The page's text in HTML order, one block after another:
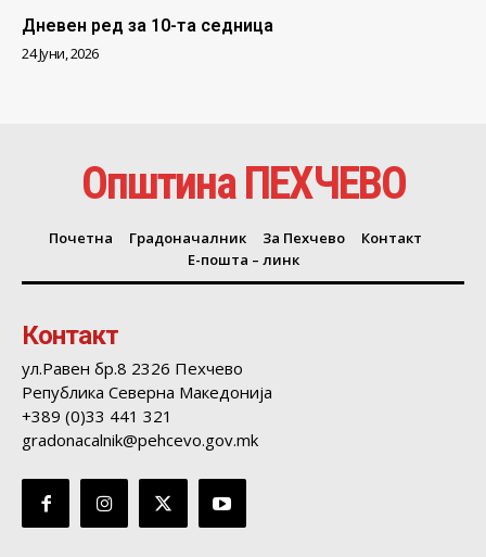
Дневен ред за 10-та седница
24 Јуни, 2026
Општина ПЕХЧЕВО
Почетна Градоначалник За Пехчево
Контакт
Е-пошта – линк
Контакт
ул.Равен бр.8 2326 Пехчево
Република Северна Македонија
+389 (0)33 441 321
gradonacalnik@pehcevo.gov.mk